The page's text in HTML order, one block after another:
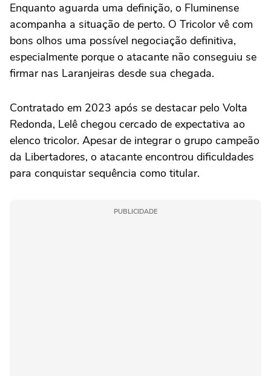
Enquanto aguarda uma definição, o Fluminense
acompanha a situação de perto. O Tricolor vê com
bons olhos uma possível negociação definitiva,
especialmente porque o atacante não conseguiu se
firmar nas Laranjeiras desde sua chegada.
Contratado em 2023 após se destacar pelo Volta
Redonda, Lelê chegou cercado de expectativa ao
elenco tricolor. Apesar de integrar o grupo campeão
da Libertadores, o atacante encontrou dificuldades
para conquistar sequência como titular.
PUBLICIDADE